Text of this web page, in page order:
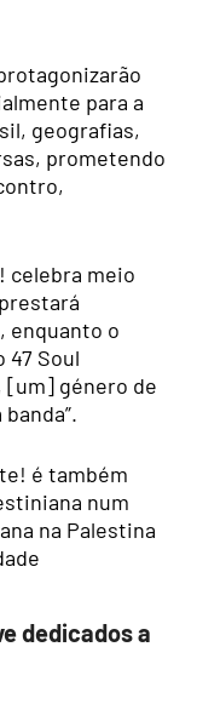
para a
geografias,
prometendo
celebra meio
enquanto o
47 Soul
[um] género de
é também
num
na Palestina
dedicados a